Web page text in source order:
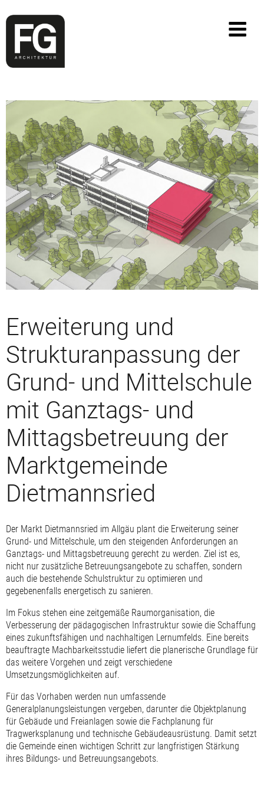
Erweiterung und
Strukturanpassung der
Grund- und Mittelschule
mit Ganztags- und
Mittagsbetreuung der
Marktgemeinde
Dietmannsried
Der Markt Dietmannsried im Allgäu plant die Erweiterung seiner
Grund- und Mittelschule, um den steigenden Anforderungen an
Ganztags- und Mittagsbetreuung gerecht zu werden. Ziel ist es,
nicht nur zusätzliche Betreuungsangebote zu schaffen, sondern
auch die bestehende Schulstruktur zu optimieren und
gegebenenfalls energetisch zu sanieren.
Im Fokus stehen eine zeitgemäße Raumorganisation, die
Verbesserung der pädagogischen Infrastruktur sowie die Schaffung
eines zukunftsfähigen und nachhaltigen Lernumfelds. Eine bereits
beauftragte Machbarkeitsstudie liefert die planerische Grundlage für
das weitere Vorgehen und zeigt verschiedene
Umsetzungsmöglichkeiten auf.
Für das Vorhaben werden nun umfassende
Generalplanungsleistungen vergeben, darunter die Objektplanung
für Gebäude und Freianlagen sowie die Fachplanung für
Tragwerksplanung und technische Gebäudeausrüstung. Damit setzt
die Gemeinde einen wichtigen Schritt zur langfristigen Stärkung
ihres Bildungs- und Betreuungsangebots.